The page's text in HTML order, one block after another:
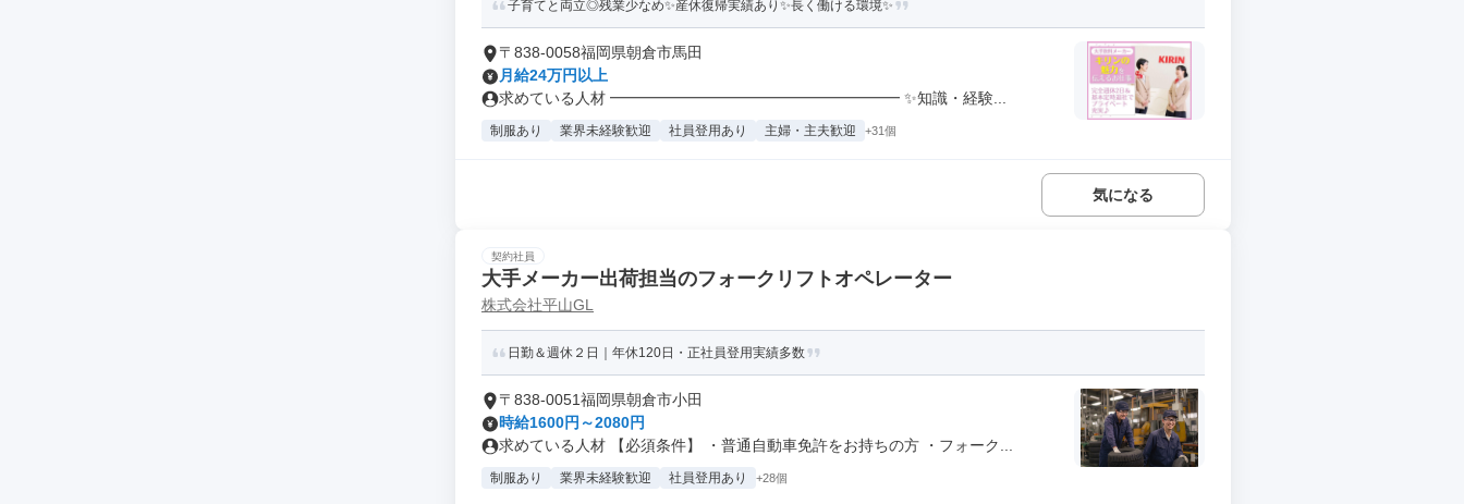
子育てと両立◎残業少なめ✨産休復帰実績あり✨長く働ける環境✨
〒838-0058福岡県朝倉市馬田
月給24万円以上
求めている人材 ━━━━━━━━━━━━━━━━━━━ ✨知識・経験...
制服あり 業界未経験歓迎 社員登用あり 主婦・主夫歓迎 +31個
気になる
契約社員
大手メーカー出荷担当のフォークリフトオペレーター
株式会社平山GL
日勤＆週休２日｜年休120日・正社員登用実績多数
〒838-0051福岡県朝倉市小田
時給1600円～2080円
求めている人材 【必須条件】 ・普通自動車免許をお持ちの方 ・フォーク...
制服あり 業界未経験歓迎 社員登用あり +28個